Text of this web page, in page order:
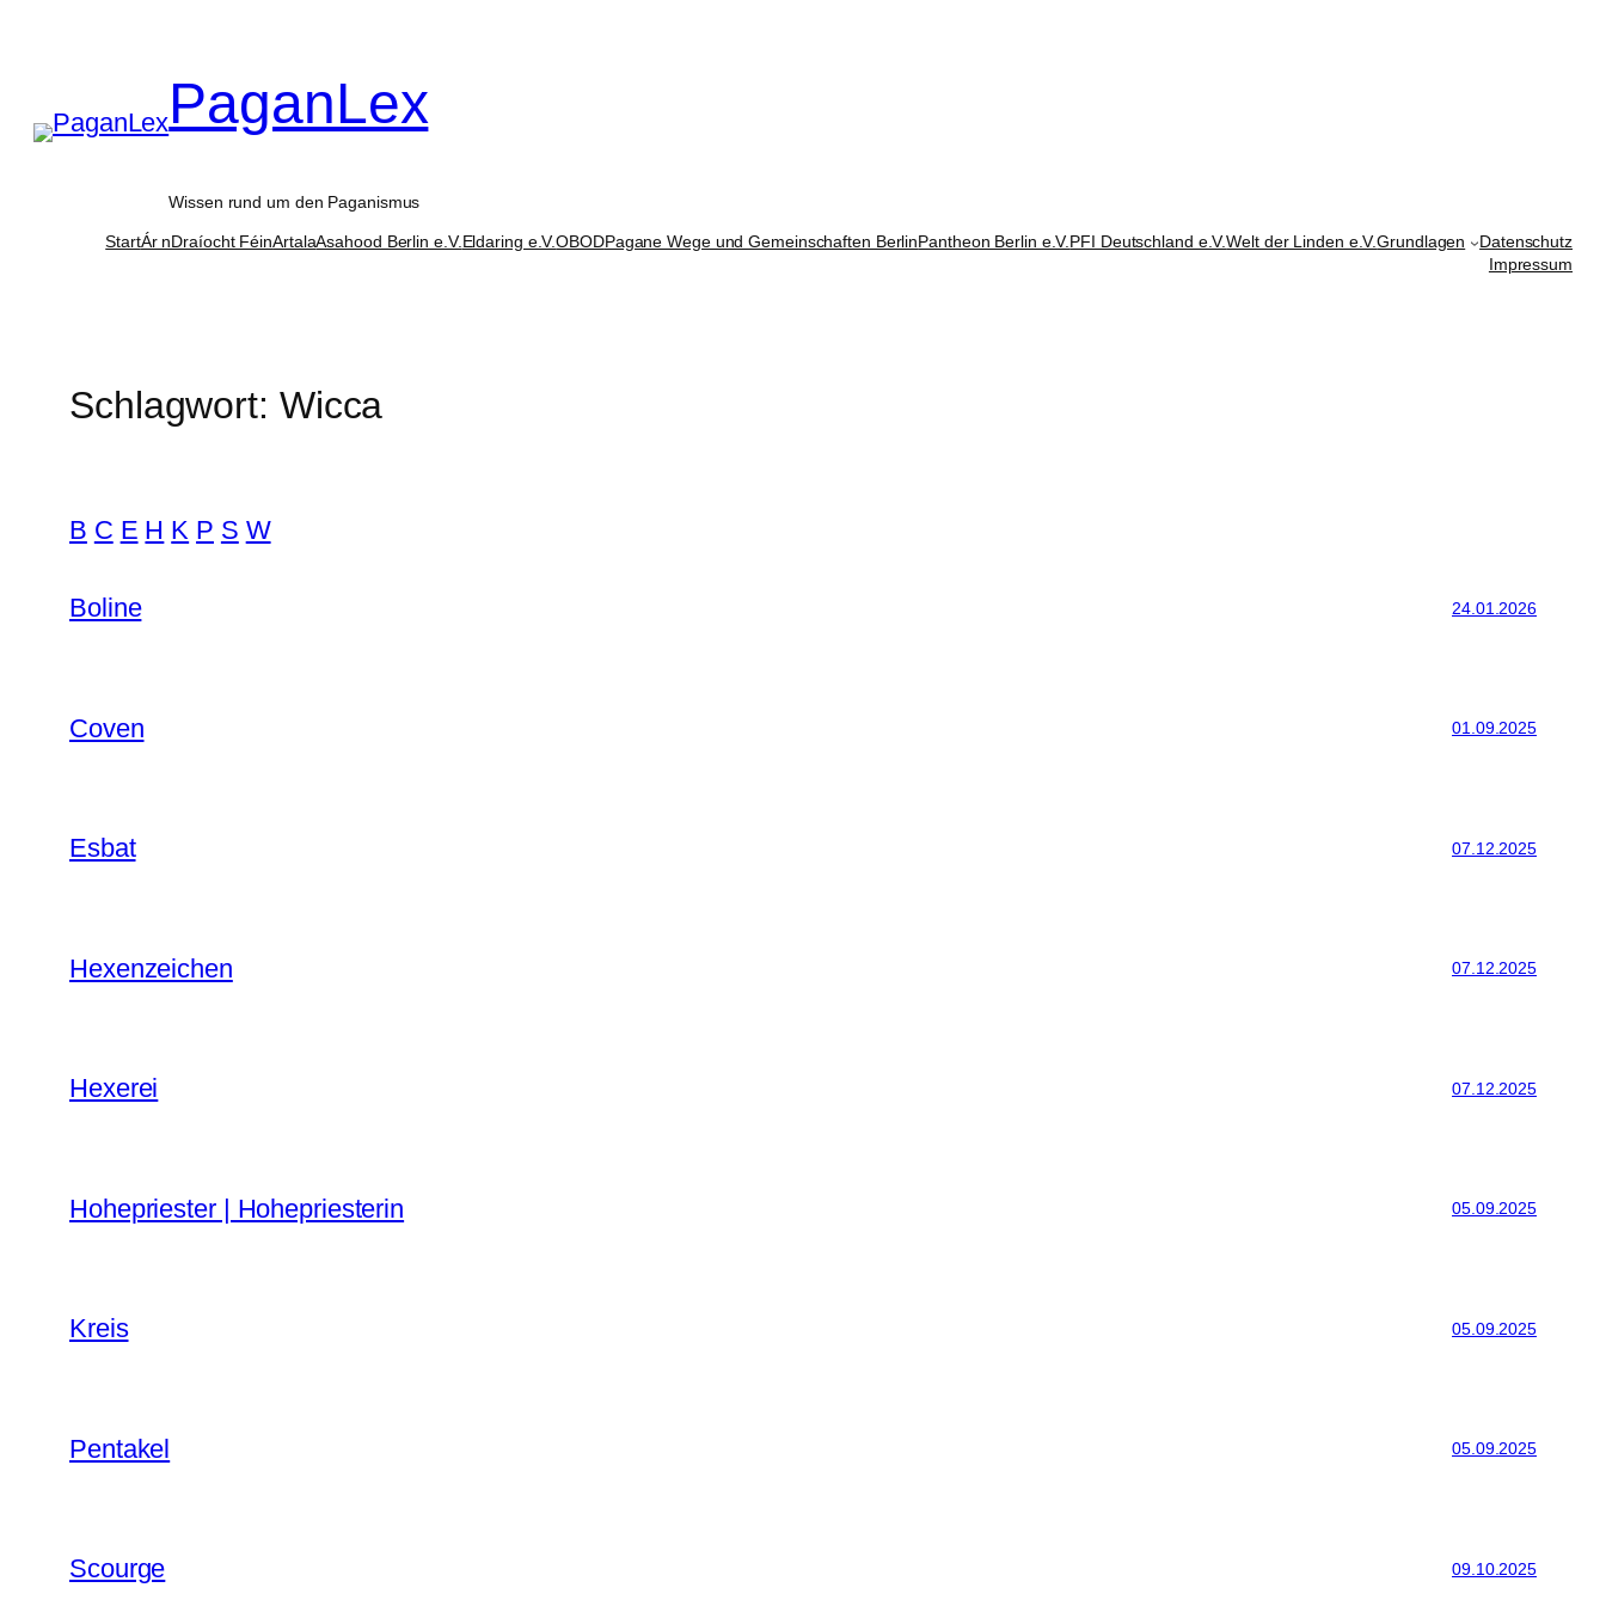
PaganLex
Wissen rund um den Paganismus
StartÁr nDraíocht FéinArtalaAsahood Berlin e.V.Eldaring e.V.OBODPagane Wege und Gemeinschaften BerlinPantheon Berlin e.V.PFI Deutschland e.V.Welt der Linden e.V.Grundlagen
Datenschutz
Impressum
Schlagwort: Wicca
B C E H K P S W
Boline 24.01.2026
Coven 01.09.2025
Esbat 07.12.2025
Hexenzeichen 07.12.2025
Hexerei 07.12.2025
Hohepriester | Hohepriesterin 05.09.2025
Kreis 05.09.2025
Pentakel 05.09.2025
Scourge 09.10.2025